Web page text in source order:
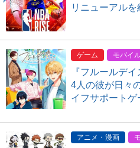
リニューアル
ゲーム モバイ
『フルールデ
4人の彼が日々
イフサポートゲ
アニメ・漫画